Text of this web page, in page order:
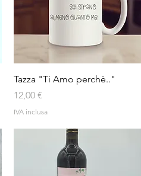
Vista rapida
Tazza "Ti Amo perchè.."
Prezzo
12,00 €
IVA inclusa